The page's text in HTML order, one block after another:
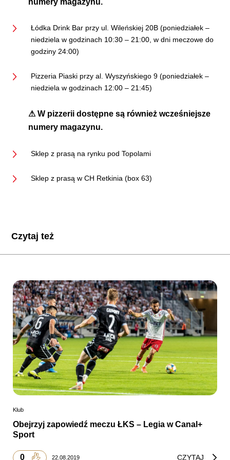
Łódka Drink Bar przy ul. Wileńskiej 20B (poniedziałek –
niedziela w godzinach 10:30 – 21:00, w dni meczowe do
godziny 24:00)
Pizzeria Piaski przy al. Wyszyńskiego 9 (poniedziałek –
niedziela w godzinach 12:00 – 21:45)
⚠ W pizzerii dostępne są również wcześniejsze
numery magazynu.
Sklep z prasą na rynku pod Topolami
Sklep z prasą w CH Retkinia (box 63)
Czytaj też
Klub
Obejrzyj zapowiedź meczu ŁKS – Legia w Canal+
Sport
0 22.08.2019 CZYTAJ